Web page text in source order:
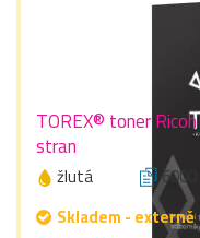
TOREX® toner
stran
žlutá 6000
Skladem - externě